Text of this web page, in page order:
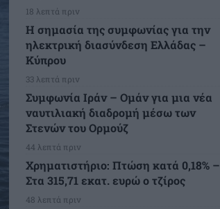
18 λεπτά πριν
H σημασία της συμφωνίας για την
ηλεκτρική διασύνδεση Ελλάδας –
Κύπρου
33 λεπτά πριν
Συμφωνία Ιράν – Ομάν για μια νέα
ναυτιλιακή διαδρομή μέσω των
Στενών του Ορμούζ
44 λεπτά πριν
Χρηματιστήριο: Πτώση κατά 0,18% –
Στα 315,71 εκατ. ευρώ ο τζίρος
48 λεπτά πριν